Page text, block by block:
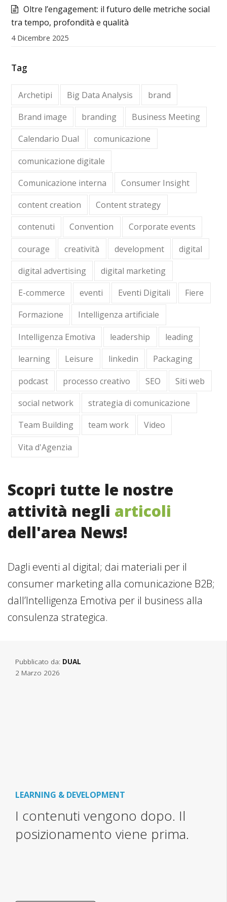
Oltre l’engagement: il futuro delle metriche social
tra tempo, profondità e qualità
4 Dicembre 2025
Tag
Archetipi Big Data Analysis
brand
Brand image
branding
Business Meeting
Calendario Dual
comunicazione
comunicazione digitale
Comunicazione interna
Consumer Insight
content creation
Content strategy
contenuti
Convention
Corporate events
courage
creatività development
digital
digital advertising
digital marketing
E-commerce
eventi Eventi Digitali
Fiere
Formazione
Intelligenza artificiale
Intelligenza Emotiva
leadership
leading
learning
Leisure linkedin
Packaging
podcast
processo creativo SEO
Siti web
social network
strategia di comunicazione
Team Building
team work
Video
Vita d'Agenzia
Scopri tutte le nostre
attività negli articoli
dell'area News!
Dagli eventi al digital; dai materiali per il
consumer marketing alla comunicazione B2B;
dall’Intelligenza Emotiva per il business alla
consulenza strategica.
Pubblicato da: DUAL
2 Marzo 2026
LEARNING & DEVELOPMENT
I contenuti vengono dopo. Il
posizionamento viene prima.